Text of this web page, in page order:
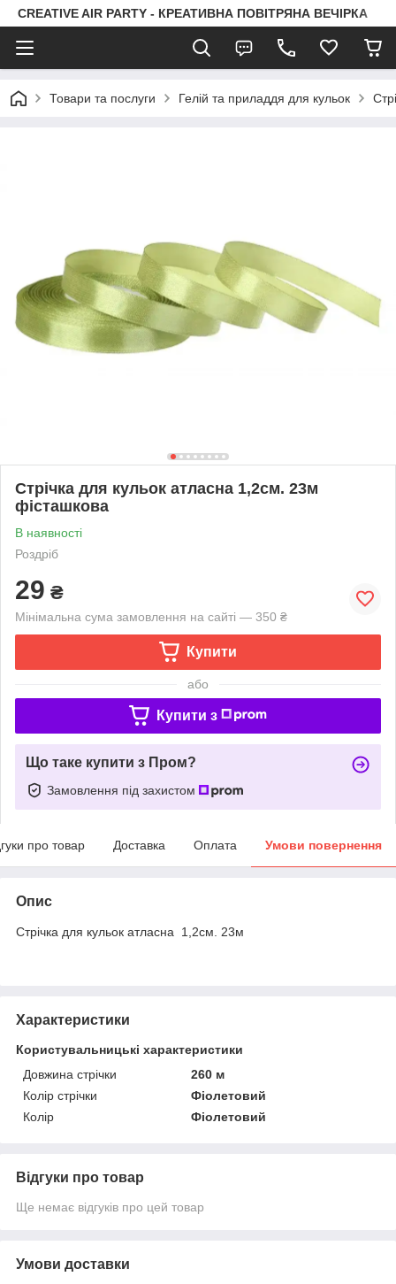
CREATIVE AIR PARTY - КРЕАТИВНА ПОВІТРЯНА ВЕЧІРКА
Товари та послуги Гелій та приладдя для кульок
Стрічка для кульок атласна 1,2см. 23м
фісташкова
В наявності
Роздріб
29 ₴
Мінімальна сума замовлення на сайті — 350 ₴
Купити
або
Купити з
Що таке купити з Пром?
Замовлення під захистом
про товар Доставка Оплата Умови повернення
Опис
Стрічка для кульок атласна 1,2см. 23м
Характеристики
Користувальницькі характеристики
Довжина стрічки
260 м
Колір стрічки
Фіолетовий
Колір
Фіолетовий
Відгуки про товар
Ще немає відгуків про цей товар
Умови доставки